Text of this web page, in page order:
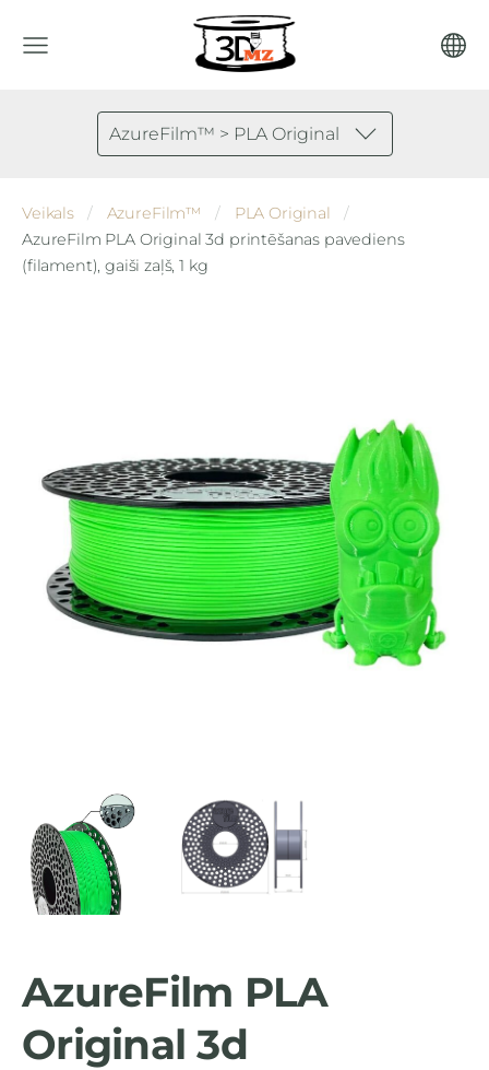
AzureFilm™ > PLA Original
Veikals AzureFilm™
PLA Original
AzureFilm PLA Original 3d printēšanas pavediens
(filament), gaiši zaļš, 1 kg
AzureFilm PLA
Original 3d